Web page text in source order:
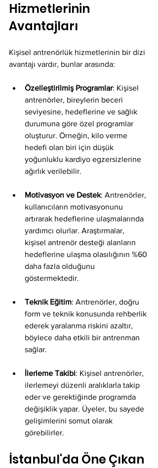
Hizmetlerinin
Avantajları
Kişisel antrenörlük hizmetlerinin bir dizi
avantajı vardır, bunlar arasında:
Özelleştirilmiş Programlar: Kişisel
antrenörler, bireylerin beceri
seviyesine, hedeflerine ve sağlık
durumuna göre özel programlar
oluşturur. Örneğin, kilo verme
hedefi olan biri için düşük
yoğunluklu kardiyo egzersizlerine
ağırlık verilebilir.
Motivasyon ve Destek: Antrenörler,
kullanıcıların motivasyonunu
artırarak hedeflerine ulaşmalarında
yardımcı olurlar. Araştırmalar,
kişisel antrenör desteği alanların
hedeflerine ulaşma olasılığının %60
daha fazla olduğunu
göstermektedir.
Teknik Eğitim: Antrenörler, doğru
form ve teknik konusunda rehberlik
ederek yaralanma riskini azaltır,
böylece daha etkili bir antrenman
sağlar.
İlerleme Takibi: Kişisel antrenörler,
ilerlemeyi düzenli aralıklarla takip
eder ve gerektiğinde programda
değişiklik yapar. Üyeler, bu sayede
gelişimlerini somut olarak
görebilirler.
İstanbul'da Öne Çıkan